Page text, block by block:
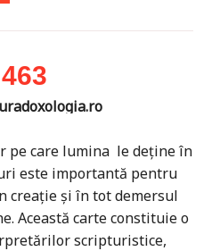
pe care lumina le deține în
este importantă pentru
creație și în tot demersul
Această carte constituie o
scripturistice,